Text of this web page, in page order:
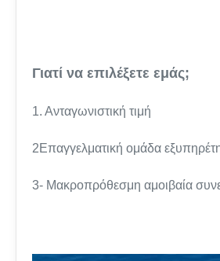
Γιατί να επιλέξετε εμάς;
1. Ανταγωνιστική τιμή
2Επαγγελματική ομάδα
3- Μακροπρόθεσμη αμοιβαία